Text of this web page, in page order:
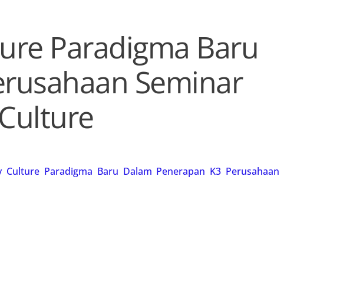
Paradigma Baru
Seminar
Culture Paradigma Baru Dalam Penerapan K3 Perusahaan